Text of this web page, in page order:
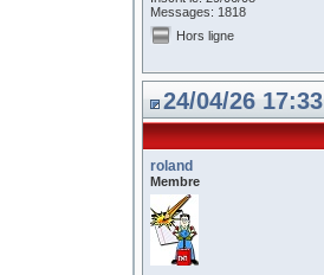
Messages: 1818
Hors ligne
24/04/26 17:33
roland
Membre